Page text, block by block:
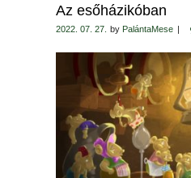
Az esőházikóban
2022. 07. 27. by PalántaMese